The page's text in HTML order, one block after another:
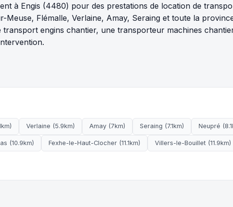
à Engis (4480) pour des prestations de location de
Meuse, Flémalle, Verlaine, Amay, Seraing et toute la
engins chantier, une transporteur machines
Verlaine (5.9km) Amay (7km) Seraing (7.1km) Neupré
(10.9km) Fexhe-le-Haut-Clocher (11.1km) Villers-le-Bouillet (11.9km)